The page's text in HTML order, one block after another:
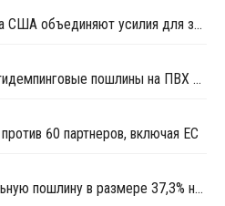
Производители полистирола США объединяют усилия для защиты рынка от экологических ограничений
Власти Пакистана ввели антидемпинговые пошлины на ПВХ из США и Индонезии
60 партнеров, включая ЕС
Пакистан ввел предварительную пошлину в размере 37,3% на ПВХ